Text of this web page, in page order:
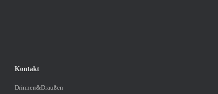
Kontakt
Drinnen&Draußen